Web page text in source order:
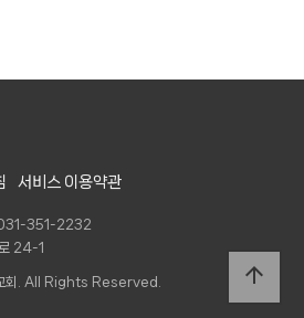
서비스 이용약관
031-351-2232
24-1
. All Rights Reserved. arrow_upward